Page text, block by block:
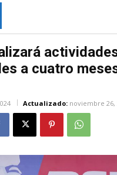
a cuatro
Actualizado: noviembre 26,